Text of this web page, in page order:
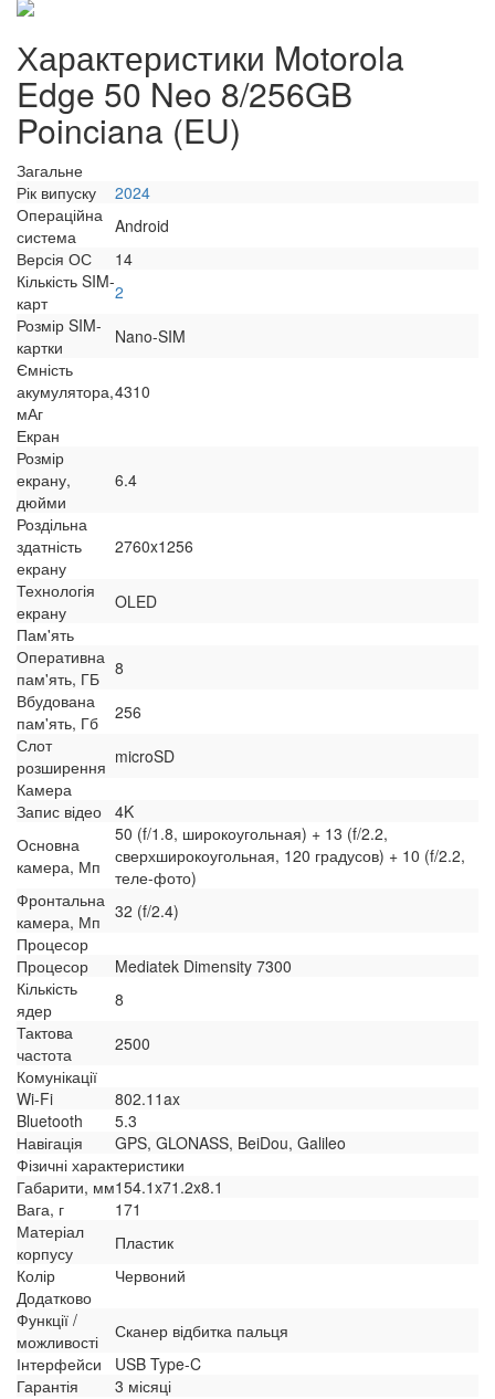
Характеристики Motorola
Edge 50 Neo 8/256GB
Poinciana (EU)
Загальне
Рік випуску
2024
Операційна
система
Android
Версія ОС
14
Кількість SIM-
карт
2
Розмір SIM-
картки
Nano-SIM
Ємність
акумулятора,
мАг
4310
Екран
Розмір
екрану,
дюйми
6.4
Роздільна
здатність
екрану
2760x1256
Технологія
екрану
OLED
Пам'ять
Оперативна
пам'ять, ГБ
8
Вбудована
пам'ять, Гб
256
Слот
розширення microSD
Камера
Запис відео 4K
Основна
камера, Мп
50 (f/1.8, широкоугольная) + 13 (f/2.2,
сверхширокоугольная, 120 градусов) + 10 (f/2.2,
теле-фото)
Фронтальна
камера, Мп
32 (f/2.4)
Процесор
Процесор
Mediatek Dimensity 7300
Кількість
ядер
8
Тактова
частота
2500
Комунікації
Wi-Fi
802.11ax
Bluetooth
5.3
Навігація
GPS, GLONASS, BeiDou, Galileo
Фізичні характеристики
Габарити, мм154.1x71.2x8.1
Вага, г
171
Матеріал
корпусу
Пластик
Колір
Червоний
Додатково
Функції /
можливості
Сканер відбитка пальця
Інтерфейси
USB Type-C
Гарантія
3 місяці